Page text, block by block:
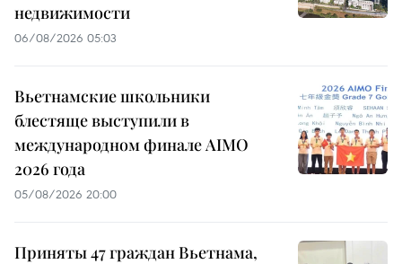
недвижимости
06/08/2026 05:03
Вьетнамские школьники
блестяще выступили в
международном финале AIMO
2026 года
05/08/2026 20:00
Приняты 47 граждан Вьетнама,